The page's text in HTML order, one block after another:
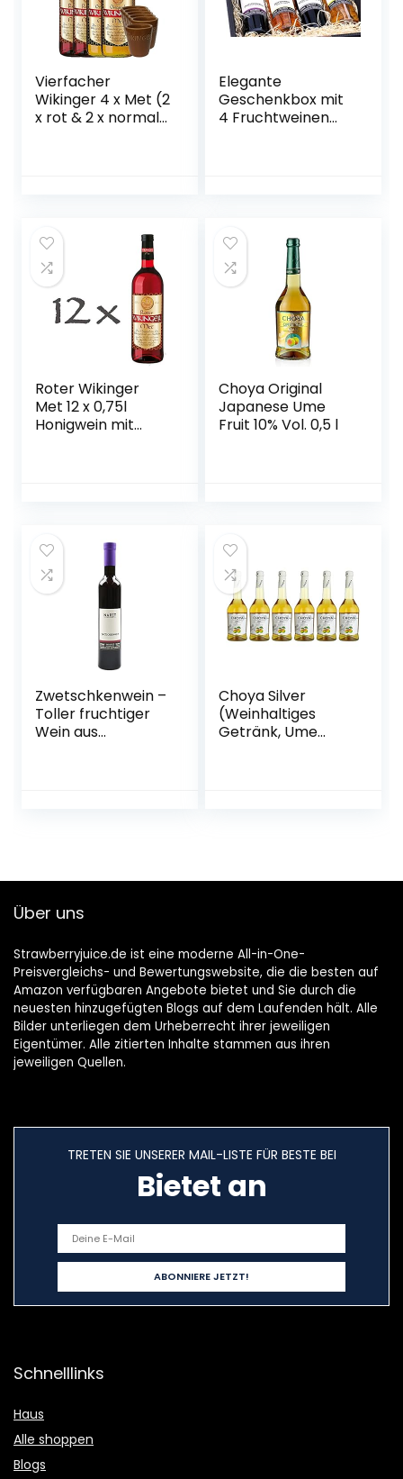
Vierfacher
Wikinger 4 x Met (2
x rot & 2 x normal)
Elegante
Geschenkbox mit
4 Fruchtweinen
Roter Wikinger
Met 12 x 0,75l
Honigwein mit
Choya Original
Japanese Ume
Fruit 10% Vol. 0,5 l
Zwetschkenwein –
Toller fruchtiger
Wein aus
Choya Silver
(Weinhaltiges
Getränk, Ume
Über uns
Strawberryjuice.de ist eine moderne All-in-One-
Preisvergleichs- und Bewertungswebsite, die die besten auf
Amazon verfügbaren Angebote bietet und Sie durch die
neuesten hinzugefügten Blogs auf dem Laufenden hält. Alle
Bilder unterliegen dem Urheberrecht ihrer jeweiligen
Eigentümer. Alle zitierten Inhalte stammen aus ihren
jeweiligen Quellen.
TRETEN SIE UNSERER MAIL-LISTE FÜR BESTE BEI
Bietet an
Schnelllinks
Haus
Alle shoppen
Blogs